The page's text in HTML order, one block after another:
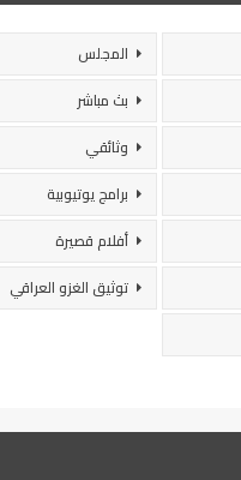
المجلس
بث مباشر
وثائقي
برامج يوتيوبية
أفلام قصيرة
توثيق الغزو العراقي